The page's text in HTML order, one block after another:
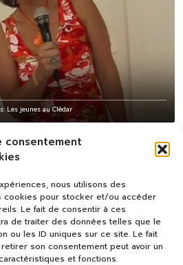
consentement
nous utilisons des
cookies pour stocker et/ou accéder
Le fait de consentir à ces
de traiter des données telles que le
ou les ID uniques sur ce site. Le fait
son consentement peut avoir un
et fonctions.
Les jeunes au Clédar